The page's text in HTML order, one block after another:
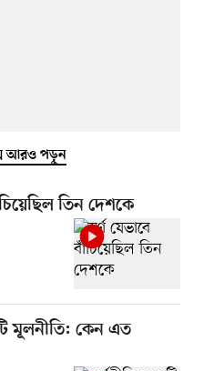
আরও পড়ুন
তিন দেশকে
মূলনীতি: কেন এত